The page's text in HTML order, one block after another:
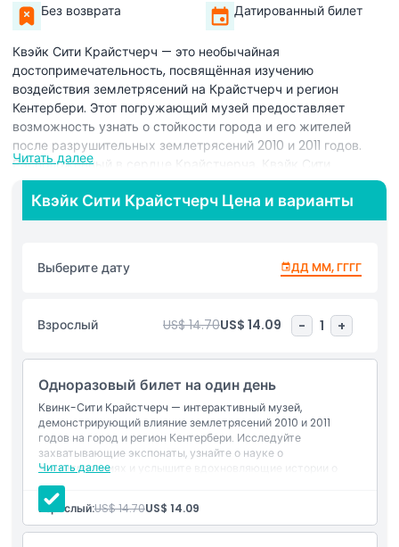
Без возврата Датированный билет
Квэйк Сити Крайстчерч — это необычайная
достопримечательность, посвящённая изучению
воздействия землетрясений на Крайстчерч и регион
Кентербери. Этот погружающий музей предоставляет
возможность узнать о стойкости города и его жителей
после разрушительных землетрясений 2010 и 2011 годов.
Расположенный в сердце Крайстчерча, Квэйк Сити
предлагает захватывающий опыт для посетителей всех
возрастов.
демонстрирующие их причины и меры, предпринятые для
ликвефакции, мужественных усилиях спасательных команд
и вдохновляющих историях восстановления и инноваций.
Посещение Квэйк Сити Крайстчерч также позволит увидеть
знаковые артефакты, такие как шпиль собора и предметы
периода реконструкции. Музей — это место, где
образование и вдохновение объединяются, делая его
обязательной достопримечательностью для всех, кто
исследует Крайстчерч. Независимо от того, местный вы или
турист, Квэйк Сити предлагает открывающее глаза
путешествие в сейсмическую историю региона.
Читать далее
Квэйк Сити Крайстчерч Цена и варианты
Выберите дату ДД ММ, ГГГГ
Взрослый US$ 14.70US$ 14.09 - 1 +
Одноразовый билет на один день
Квинк-Сити Крайстчерч — интерактивный музей,
демонстрирующий влияние землетрясений 2010 и 2011
годов на город и регион Кентербери. Исследуйте
захватывающие экспонаты, узнайте о науке о
землетрясениях и услышите вдохновляющие истории о
стойкости и восстановлении. Обязательное для посещения
место в Крайстчерче для обучения и вдохновения.
Читать далее
Взрослый:US$ 14.70US$ 14.09